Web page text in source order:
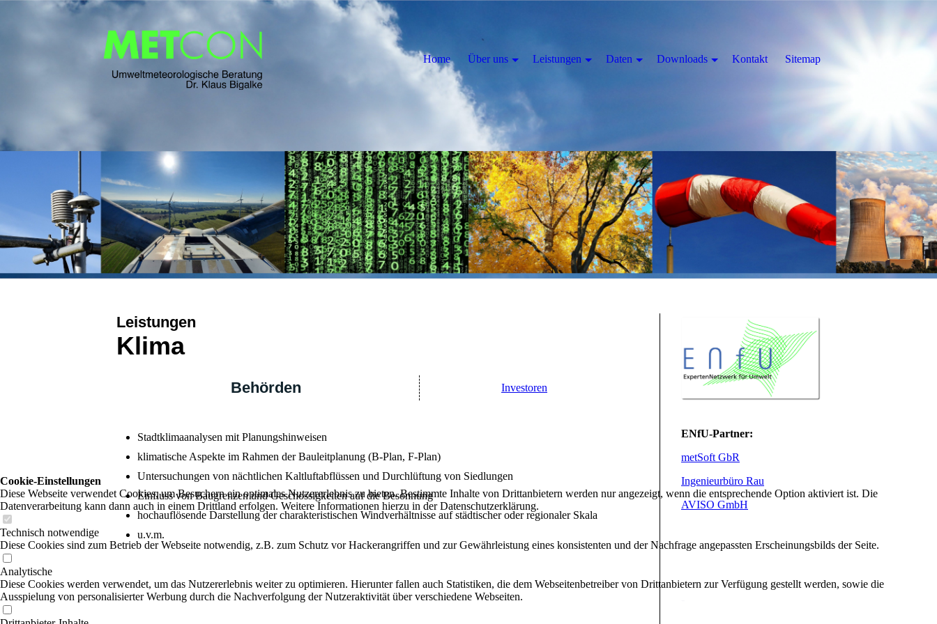
Leistungen
Klima
Behörden Investoren
Stadtklimaanalysen mit Planungshinweisen
klimatische Aspekte im Rahmen der Bauleitplanung (B-Plan, F-Plan)
Untersuchungen von nächtlichen Kaltluftabflüssen und Durchlüftung von Siedlungen
Einfluss von Baugrenzen und Geschossigkeiten auf die Besonnung
hochauflösende Darstellung der charakteristischen Windverhältnisse auf städtischer oder regionaler Skala
u.v.m.
ENfU-Partner:
metSoft GbR
Ingenieurbüro Rau
AVISO GmbH
...
Home Über uns Leistungen Daten Downloads Kontakt Sitemap
Cookie-Einstellungen
Diese Webseite verwendet Cookies, um Besuchern ein optimales Nutzererlebnis zu bieten. Bestimmte Inhalte von Drittanbietern werden nur angezeigt, wenn die entsprechende Option aktiviert ist. Die
Datenverarbeitung kann dann auch in einem Drittland erfolgen. Weitere Informationen hierzu in der Datenschutzerklärung.
Technisch notwendige
Diese Cookies sind zum Betrieb der Webseite notwendig, z.B. zum Schutz vor Hackerangriffen und zur Gewährleistung eines konsistenten und der Nachfrage angepassten Erscheinungsbilds der Seite.
Analytische
Diese Cookies werden verwendet, um das Nutzererlebnis weiter zu optimieren. Hierunter fallen auch Statistiken, die dem Webseitenbetreiber von Drittanbietern zur Verfügung gestellt werden, sowie die
Ausspielung von personalisierter Werbung durch die Nachverfolgung der Nutzeraktivität über verschiedene Webseiten.